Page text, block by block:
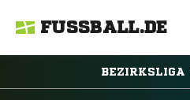
FUSSBALL.DE
BEZIRKSLIGA